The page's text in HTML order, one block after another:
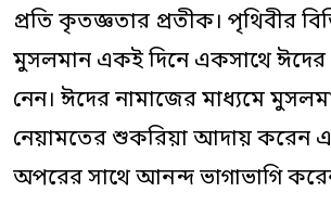
প্রতি কৃতজ্ঞতার প্রতীক। পৃথিবীর
মুসলমান একই দিনে একসাথে
নেন। ঈদের নামাজের মাধ্যমে
নেয়ামতের শুকরিয়া আদায় করেন
অপরের সাথে আনন্দ ভাগাভাগি